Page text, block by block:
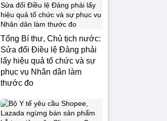
Tổng Bí thư, Chủ tịch nước:
Sửa đổi Điều lệ Đảng phải
lấy hiệu quả tổ chức và sự
phục vụ Nhân dân làm
thước đo